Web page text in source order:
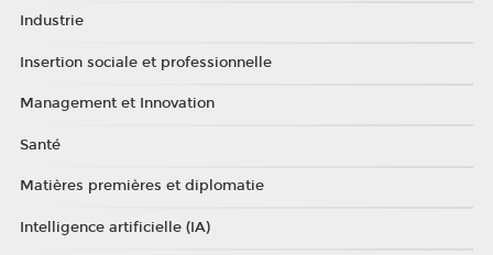
Industrie
Insertion sociale et professionnelle
Management et Innovation
Santé
Matières premières et diplomatie
Intelligence artificielle (IA)